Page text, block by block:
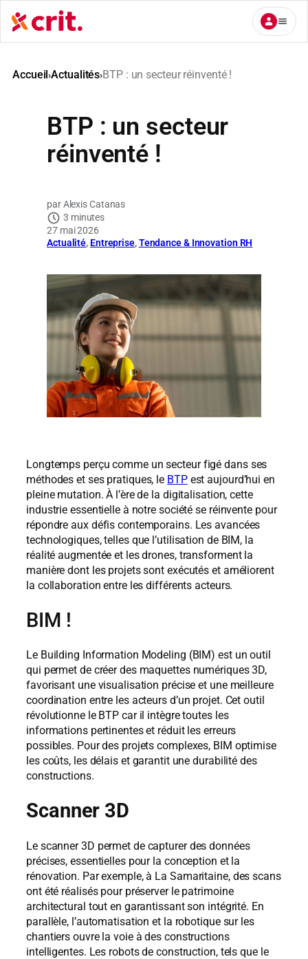
Aller
au
contenu
Accueil›Actualités›BTP : un secteur réinventé !
BTP : un secteur
réinventé !
Alexis Catanas
3 minutes
27 mai 2026
Actualité, Entreprise, Tendance & Innovation RH
Longtemps perçu comme un secteur figé dans ses
méthodes et ses pratiques, le BTPest aujourd’hui en
pleine mutation. À l’ère de la digitalisation, cette
industrie essentielle à notre société se réinvente pour
répondre aux défis contemporains. Les avancées
technologiques, telles que l’utilisation de BIM, la
réalité augmentée et les drones, transforment la
manière dont les projets sont exécutés et améliorent
la collaboration entre les différents acteurs.
BIM !
Le Building Information Modeling (BIM) est un outil
qui permet de créer des maquettes numériques 3D,
favorisant une visualisation précise et une meilleure
coordination entre les acteurs d’un projet. Cet outil
révolutionne le BTP car il intègre toutes les
informations pertinentes et réduit les erreurs
possibles. Pour des projets complexes, BIM optimise
les coûts, les délais et garantit une durabilité des
constructions.
Scanner 3D
Le scanner 3D permet de capturer des données
précises, essentielles pour la conception et la
rénovation. Par exemple, à La Samaritaine, des scans
ont été réalisés pour préserver le patrimoine
architectural tout en garantissant son intégrité. En
parallèle, l’automatisation et la robotique sur les
chantiers ouvre la voie à des constructions
intelligentes. Les robots de construction, tels que le